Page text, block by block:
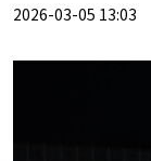
2026-03-05 13:03